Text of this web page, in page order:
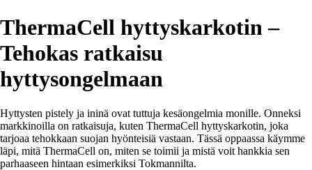
ThermaCell hyttyskarkotin –
Tehokas ratkaisu
hyttysongelmaan
Hyttysten pistely ja ininä ovat tuttuja kesäongelmia monille. Onneksi
markkinoilla on ratkaisuja, kuten ThermaCell hyttyskarkotin, joka
tarjoaa tehokkaan suojan hyönteisiä vastaan. Tässä oppaassa käymme
läpi, mitä ThermaCell on, miten se toimii ja mistä voit hankkia sen
parhaaseen hintaan esimerkiksi Tokmannilta.